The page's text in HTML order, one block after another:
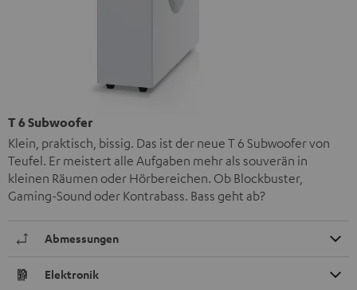
T 6 Subwoofer
Klein, praktisch, bissig. Das ist der neue T 6 Subwoofer von
Teufel. Er meistert alle Aufgaben mehr als souverän in
kleinen Räumen oder Hörbereichen. Ob Blockbuster,
Gaming-Sound oder Kontrabass. Bass geht ab?
Abmessungen
Elektronik